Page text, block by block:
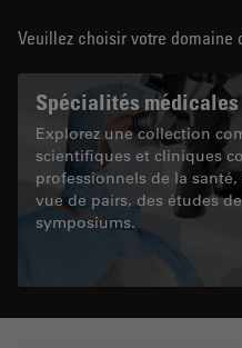
Veuillez choisir votre domaine
Spécialités médicales
Explorez une collection
scientifiques et cliniques
professionnels de la
vue de pairs, des études
symposiums.